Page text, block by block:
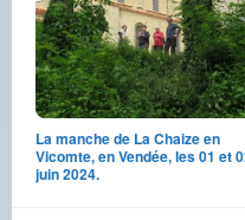
La manche de La Chaize en
Vicomte, en Vendée, les 01 et
juin 2024.